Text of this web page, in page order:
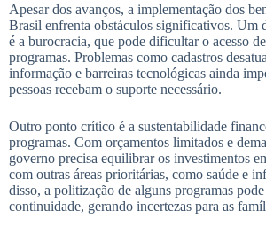
Apesar dos avanços, a implementação dos
Brasil enfrenta obstáculos significativos. Um
é a burocracia, que pode dificultar o acesso
programas. Problemas como cadastros
informação e barreiras tecnológicas ainda
pessoas recebam o suporte necessário.
Outro ponto crítico é a sustentabilidade
programas. Com orçamentos limitados e
governo precisa equilibrar os investimentos
com outras áreas prioritárias, como saúde e
disso, a politização de alguns programas
continuidade, gerando incertezas para as